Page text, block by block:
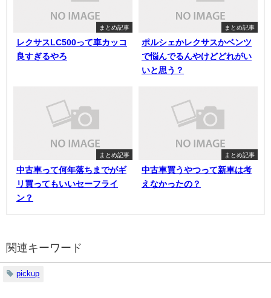
まとめ記事
レクサスLC500って車カッコ
良すぎるやろ
まとめ記事
ポルシェかレクサスかベンツ
で悩んでるんやけどどれがい
いと思う？
まとめ記事
中古車って何年落ちまでがギ
リ買ってもいいセーフライ
ン？
まとめ記事
中古車買うやつって新車は考
えなかったの？
関連キーワード
pickup